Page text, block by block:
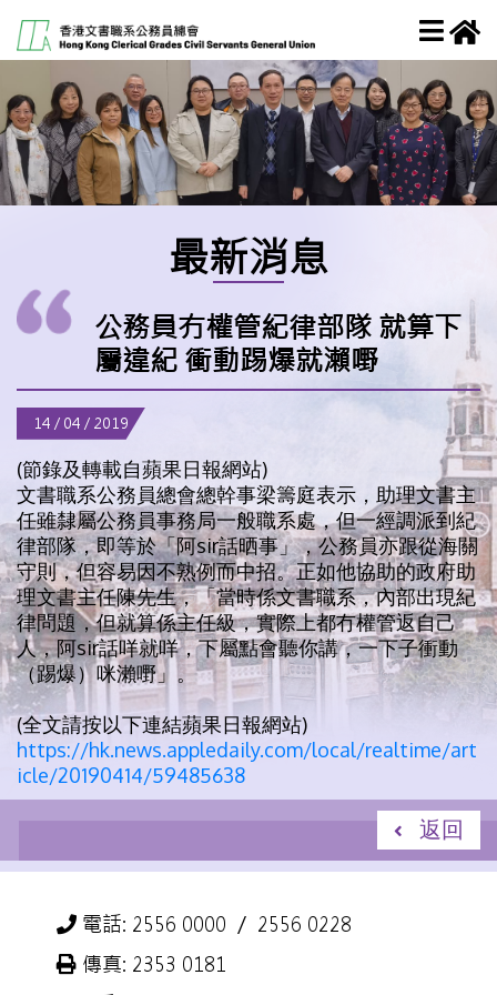
最新消息
公務員冇權管紀律部隊 就算下
屬違紀 衝動踢爆就瀨嘢
14 / 04 / 2019
(節錄及轉載自蘋果日報網站)
文書職系公務員總會總幹事梁籌庭表示，助理文書主
任雖隸屬公務員事務局一般職系處，但一經調派到紀
律部隊，即等於「阿sir話晒事」，公務員亦跟從海關
守則，但容易因不熟例而中招。正如他協助的政府助
理文書主任陳先生，「當時係文書職系，內部出現紀
律問題，但就算係主任級，實際上都冇權管返自己
人，阿sir話咩就咩，下屬點會聽你講，一下子衝動
（踢爆）咪瀨嘢」。
(全文請按以下連結蘋果日報網站)
https://hk.news.appledaily.com/local/realtime/art
icle/20190414/59485638
返回
電話: 2556 0000 ／ 2556 0228
傳真: 2353 0181